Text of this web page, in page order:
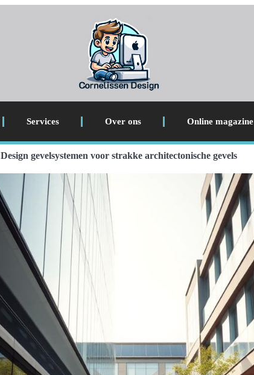
Services Over ons Online magazine
Design gevelsystemen voor strakke architectonische gevels